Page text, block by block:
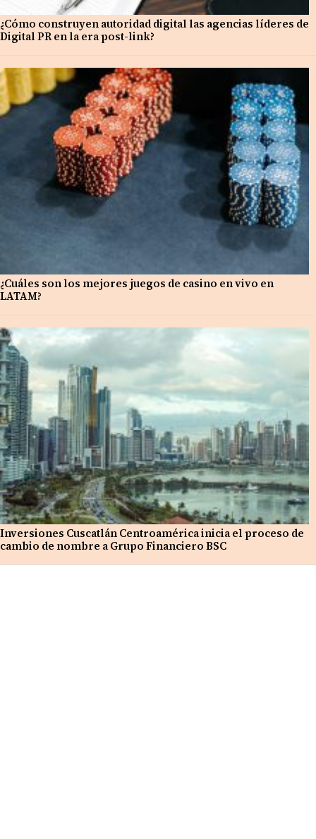
¿Cómo construyen autoridad digital las agencias líderes de
Digital PR en la era post-link?
¿Cuáles son los mejores juegos de casino en vivo en
LATAM?
Inversiones Cuscatlán Centroamérica inicia el proceso de
cambio de nombre a Grupo Financiero BSC